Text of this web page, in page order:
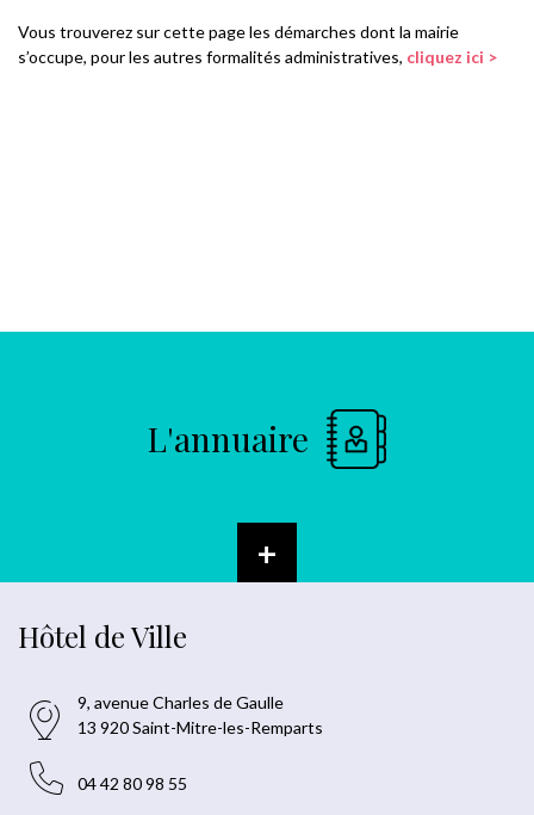
Vous trouverez sur cette page les démarches dont la mairie
s’occupe, pour les autres formalités administratives, cliquez ici >
L'annuaire
+
Hôtel de Ville
9, avenue Charles de Gaulle
13 920 Saint-Mitre-les-Remparts
04 42 80 98 55